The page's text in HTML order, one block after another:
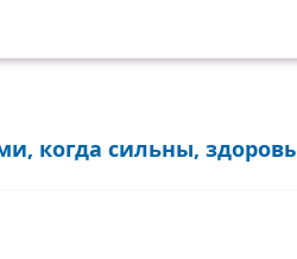
когда сильны, здоровы